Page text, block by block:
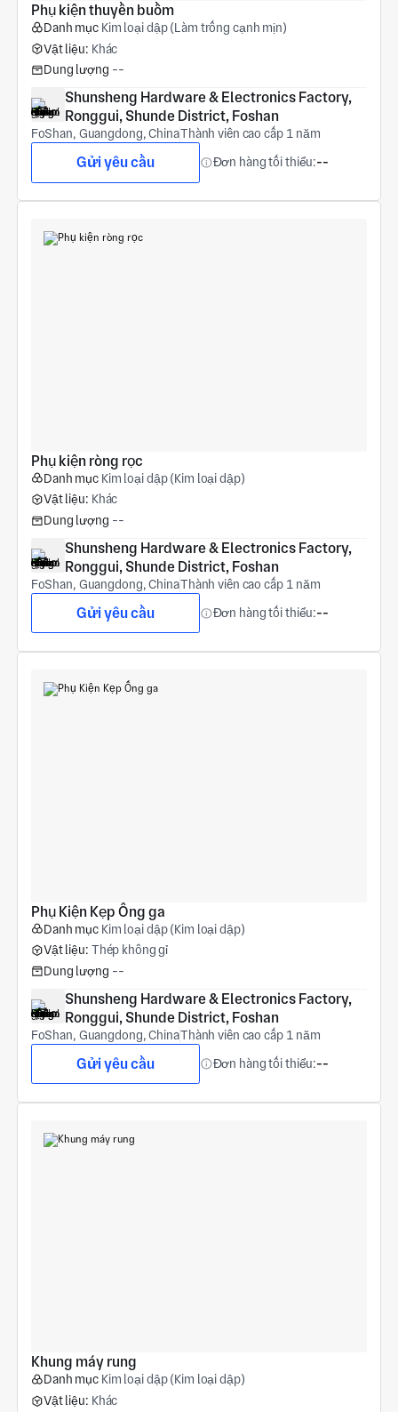
Phụ kiện thuyền buồm
Danh mục Kim loại dập (Làm trống cạnh mịn)
Vật liệu: Khác
Dung lượng --
Shunsheng Hardware & Electronics Factory,
Ronggui, Shunde District, Foshan
FoShan, Guangdong, ChinaThành viên cao cấp 1 năm
Gửi yêu cầu Đơn hàng tối thiểu:--
Phụ kiện ròng rọc
Danh mục Kim loại dập (Kim loại dập)
Vật liệu: Khác
Dung lượng --
Shunsheng Hardware & Electronics Factory,
Ronggui, Shunde District, Foshan
FoShan, Guangdong, ChinaThành viên cao cấp 1 năm
Gửi yêu cầu Đơn hàng tối thiểu:--
Phụ Kiện Kẹp Ống ga
Danh mục Kim loại dập (Kim loại dập)
Vật liệu: Thép không gỉ
Dung lượng --
Shunsheng Hardware & Electronics Factory,
Ronggui, Shunde District, Foshan
FoShan, Guangdong, ChinaThành viên cao cấp 1 năm
Gửi yêu cầu Đơn hàng tối thiểu:--
Khung máy rung
Danh mục Kim loại dập (Kim loại dập)
Vật liệu: Khác